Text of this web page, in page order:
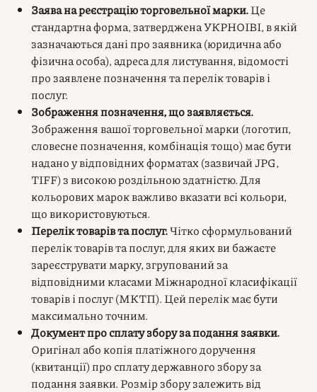
Заява на реєстрацію торговельної марки.Це
стандартна форма, затверджена УКРНОІВІ, в якій
зазначаються дані про заявника (юридична або
фізична особа), адреса для листування, відомості
про заявлене позначення та перелік товарів і
послуг.
Зображення позначення, що заявляється.
Зображення вашої торговельної марки (логотип,
словесне позначення, комбінація тощо) має бути
надано у відповідних форматах (зазвичай JPG,
TIFF) з високою роздільною здатністю. Для
кольорових марок важливо вказати всі кольори,
що використовуються.
Перелік товарів та послуг.Чітко сформульований
перелік товарів та послуг, для яких ви бажаєте
зареєструвати марку, згрупований за
відповідними класами Міжнародної класифікації
товарів і послуг (МКТП). Цей перелік має бути
максимально точним.
Документ про сплату збору за подання заявки.
Оригінал або копія платіжного доручення
(квитанції) про сплату державного збору за
подання заявки. Розмір збору залежить від